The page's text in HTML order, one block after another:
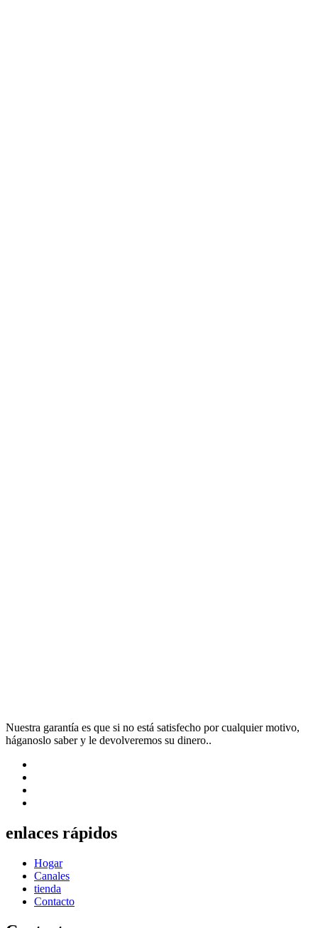
Nuestra garantía es que si no está satisfecho por cualquier motivo,
háganoslo saber y le devolveremos su dinero..
enlaces rápidos
Hogar
Canales
tienda
Contacto